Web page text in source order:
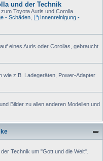
und der Technik
Toyota Auris und Corolla.
- Schäden,
Innenreinigung -
eines Auris oder Corollas, gebraucht
z.B. Ladegeräten, Power-Adapter
Bilder zu allen anderen Modellen und
Technik um "Gott und die Welt".